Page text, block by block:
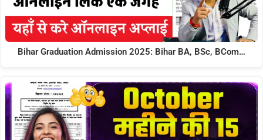
Bihar Graduation Admission 2025: Bihar BA, BSc, BCom…